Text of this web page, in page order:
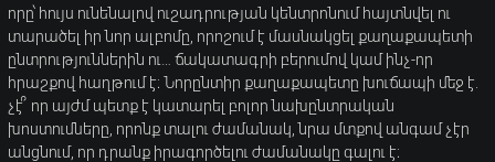
որը՝ հույս ունենալով ուշադրության կենտրոնում հայտնվել ու
տարածել իր նոր ալբոմը, որոշում է մասնակցել քաղաքապետի
ընտրություններին ու… ճակատագրի բերումով կամ ինչ-որ
հրաշքով հաղթում է։ Նորընտիր քաղաքապետը խուճապի մեջ է.
չէ՞ որ այժմ պետք է կատարել բոլոր նախընտրական
խոստումները, որոնք տալու ժամանակ, նրա մտքով անգամ չէր
անցնում, որ դրանք իրագործելու ժամանակը գալու է։